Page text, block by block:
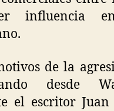
influencia
de la
desde
el escritor